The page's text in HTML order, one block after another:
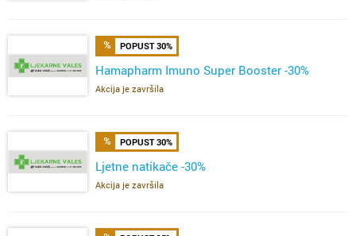
POPUST 30%
Hamapharm Imuno Super Booster -30%
Akcija je završila
POPUST 30%
Ljetne natikače -30%
Akcija je završila